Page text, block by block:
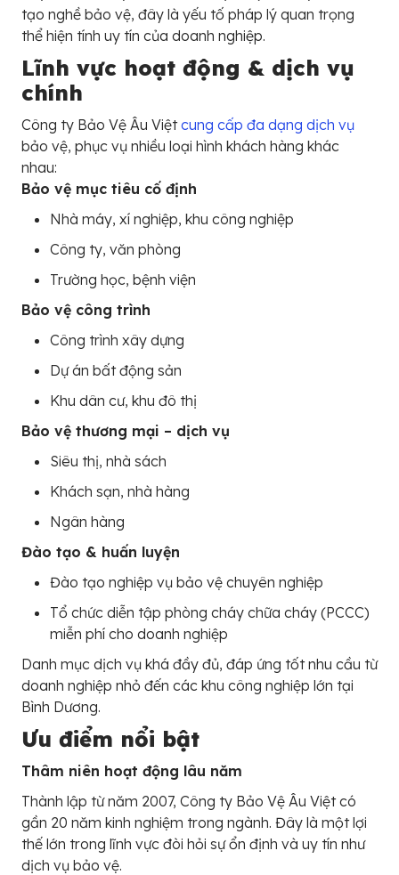
tạo nghề bảo vệ, đây là yếu tố pháp lý quan trọng
thể hiện tính uy tín của doanh nghiệp.
Lĩnh vực hoạt động & dịch vụ
chính
Công ty Bảo Vệ Âu Việtcung cấp đa dạng dịch vụ
bảo vệ, phục vụ nhiều loại hình khách hàng khác
nhau:
Bảo vệ mục tiêu cố định
Nhà máy, xí nghiệp, khu công nghiệp
Công ty, văn phòng
Trường học, bệnh viện
Bảo vệ công trình
Công trình xây dựng
Dự án bất động sản
Khu dân cư, khu đô thị
Bảo vệ thương mại – dịch vụ
Siêu thị, nhà sách
Khách sạn, nhà hàng
Ngân hàng
Đào tạo & huấn luyện
Đào tạo nghiệp vụ bảo vệ chuyên nghiệp
Tổ chức diễn tập phòng cháy chữa cháy (PCCC)
miễn phí cho doanh nghiệp
Danh mục dịch vụ khá đầy đủ, đáp ứng tốt nhu cầu từ
doanh nghiệp nhỏ đến các khu công nghiệp lớn tại
Bình Dương.
Ưu điểm nổi bật
Thâm niên hoạt động lâu năm
Thành lập từ năm 2007, Công ty Bảo Vệ Âu Việt có
gần 20 năm kinh nghiệm trong ngành. Đây là một lợi
thế lớn trong lĩnh vực đòi hỏi sự ổn định và uy tín như
dịch vụ bảo vệ.